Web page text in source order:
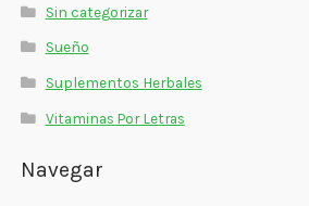
Sin categorizar
Sueño
Suplementos Herbales
Vitaminas Por Letras
Navegar